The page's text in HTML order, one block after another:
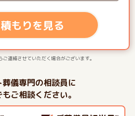
もりを見る
連絡させていただく場合がございます。
葬儀専門の相談員に
ご相談ください。